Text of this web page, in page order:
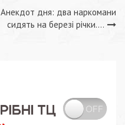
Анекдот дня: два наркомани
сидять на березі річки….